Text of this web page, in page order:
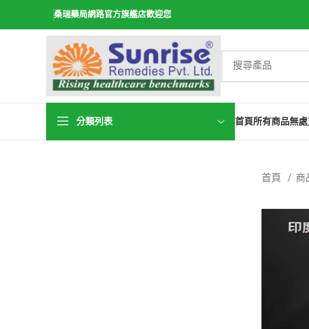
桑瑞藥局網路官方旗艦店歡迎您
分類列表 首頁所有商品無處
首頁 商